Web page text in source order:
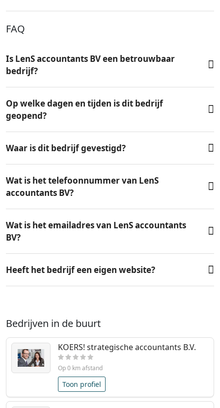
FAQ
Is LenS accountants BV een betrouwbaar
bedrijf?
Op welke dagen en tijden is dit bedrijf
geopend?
Waar is dit bedrijf gevestigd?
Wat is het telefoonnummer van LenS
accountants BV?
Wat is het emailadres van LenS accountants
BV?
Heeft het bedrijf een eigen website?
Bedrijven in de buurt
KOERS! strategische accountants B.V.
Op 0 km afstand
Toon profiel